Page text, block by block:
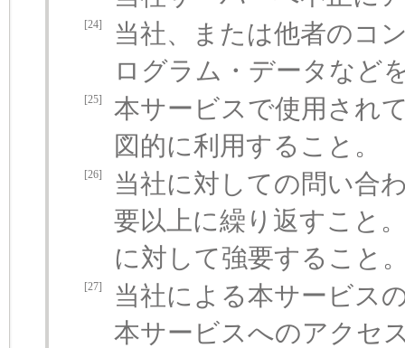
[24]
当社、または他者のコ
ログラム・データなど
[25]
本サービスで使用され
図的に利用すること。
[26]
当社に対しての問い合
要以上に繰り返すこと
に対して強要すること
[27]
当社による本サービス
本サービスへのアクセ